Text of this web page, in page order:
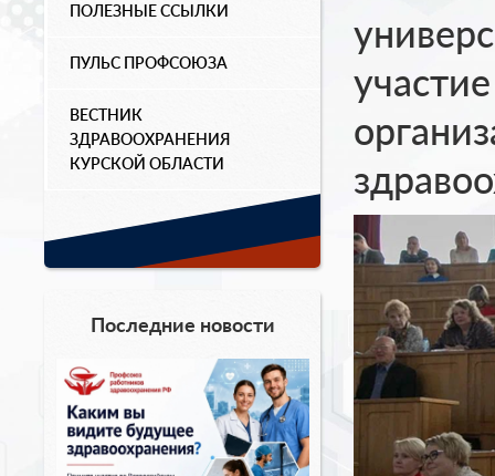
ПОЛЕЗНЫЕ ССЫЛКИ
ПУЛЬС ПРОФСОЮЗА
ВЕСТНИК
ЗДРАВООХРАНЕНИЯ
КУРСКОЙ ОБЛАСТИ
Последние новости